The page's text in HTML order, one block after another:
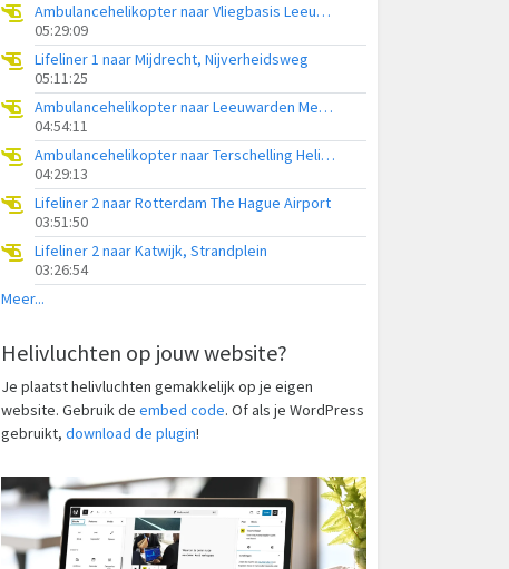
Ambulancehelikopter naar Vliegbasis Leeuwarden
05:29:09
Lifeliner 1 naar Mijdrecht, Nijverheidsweg
05:11:25
Ambulancehelikopter naar Leeuwarden Medical Center Heliport
04:54:11
Ambulancehelikopter naar Terschelling Heliport
04:29:13
Lifeliner 2 naar Rotterdam The Hague Airport
03:51:50
Lifeliner 2 naar Katwijk, Strandplein
03:26:54
Meer...
Helivluchten op jouw website?
Je plaatst helivluchten gemakkelijk op je eigen
website. Gebruik de embed code. Of als je WordPress
gebruikt, download de plugin!